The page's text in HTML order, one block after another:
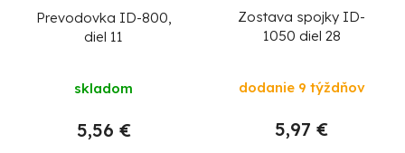
Prevodovka ID-800,
diel 11
skladom
5,56 €
Zostava spojky ID-
1050 diel 28
dodanie 9 týždňov
5,97 €